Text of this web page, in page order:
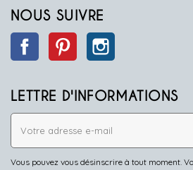
NOUS SUIVRE
Facebook Pinterest
LETTRE D'INFORMATIONS
Vous pouvez vous désinscrire à tout moment.